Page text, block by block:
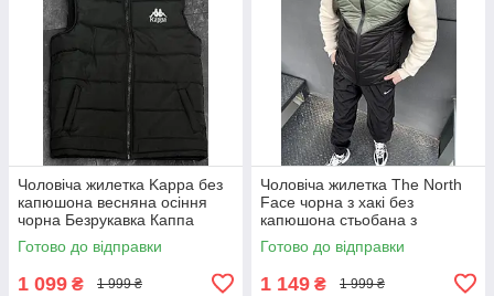
Чоловіча жилетка Kappa без
капюшона весняна осіння
чорна Безрукавка Каппа
Готово до відправки
1 099 ₴ 1 999 ₴
Чоловіча жилетка The North
Face чорна з хакі без
капюшона стьобана з
плащової тканини Безрукавка
Зе Норт Фейс
Готово до відправки
1 149 ₴ 1 999 ₴